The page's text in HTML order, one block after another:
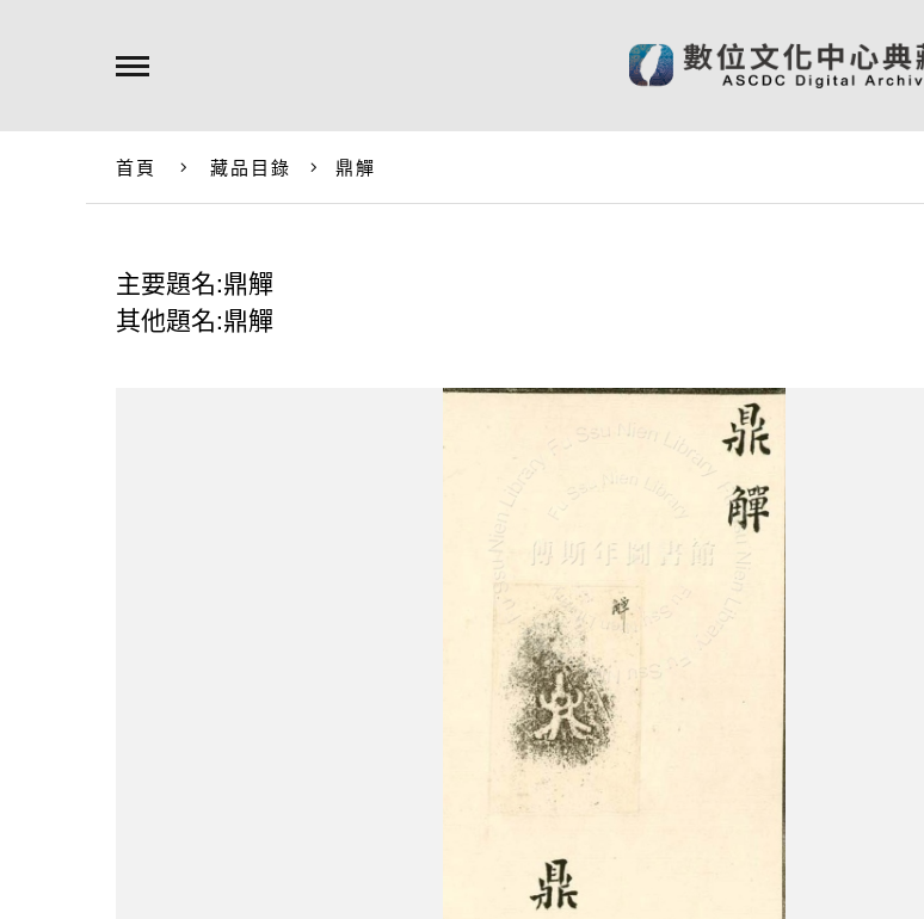
首頁 藏品目錄 鼎觶
主要題名:鼎觶
其他題名:鼎觶